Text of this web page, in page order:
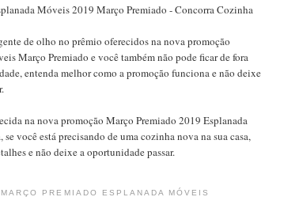
Móveis 2019 Março Premiado - Concorra Cozinha
de olho no prêmio oferecidos na nova promoção
Março Premiado e você também não pode ficar de fora
entenda melhor como a promoção funciona e não deixe
na nova promoção Março Premiado 2019 Esplanada
você está precisando de uma cozinha nova na sua casa,
e não deixe a oportunidade passar.
PREMIADO ESPLANADA MÓVEIS